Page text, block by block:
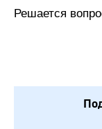
Решается